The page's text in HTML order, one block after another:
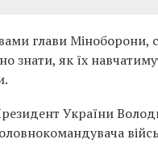
глави Міноборони,
знати, як їх
України